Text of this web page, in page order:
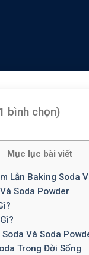
bình chọn)
Mục lục bài viết
Lẫn Baking Soda
Soda Powder
Và Soda
Trong Đời Sống